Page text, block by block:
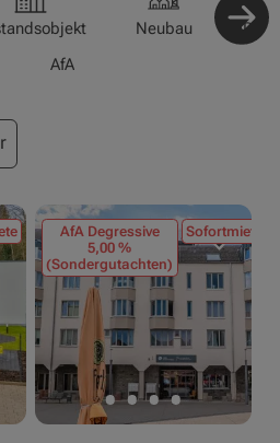
Neubau
AfA
AfA Degressive
5,00 %
(Sondergutachten)
Sofortmiete